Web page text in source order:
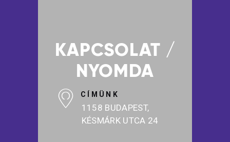
KAPCSOLAT /
NYOMDA
CÍMÜNK
1158 BUDAPEST,
KÉSMÁRK UTCA 24